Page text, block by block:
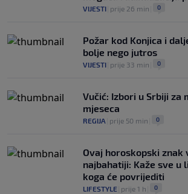
VIJESTI prije 26 min 0
Požar kod Konjica i
bolje nego jutros
VIJESTI prije 33 min 0
Vučić: Izbori u Srbiji za
mjeseca
REGIJA prije 50 min 0
Ovaj horoskopski znak
najbahatiji: Kaže sve u
koga će povrijediti
LIFESTYLE prije 1 h 0